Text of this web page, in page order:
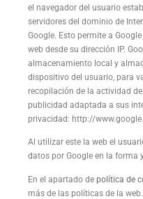
el navegador del usuario
servidores del dominio de
Google. Esto permite a
web desde su dirección IP.
almacenamiento local y
dispositivo del usuario, para
recopilación de la actividad
publicidad adaptada a sus
privacidad: http://
Al utilizar este la web el
datos por Google en la forma
En el apartado de política de
más de las políticas de la web.